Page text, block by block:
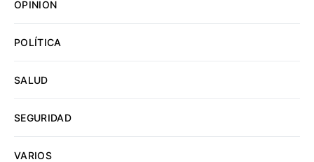
OPINION
POLÍTICA
SALUD
SEGURIDAD
VARIOS